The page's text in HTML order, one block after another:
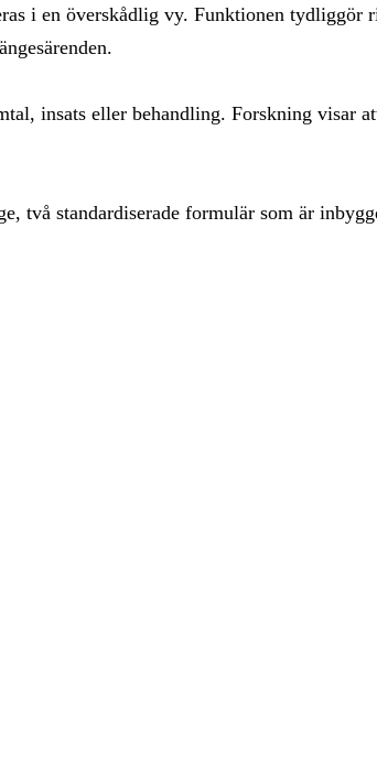
i en överskådlig vy. Funktionen tydliggör
insats eller behandling. Forskning visar
två standardiserade formulär som är